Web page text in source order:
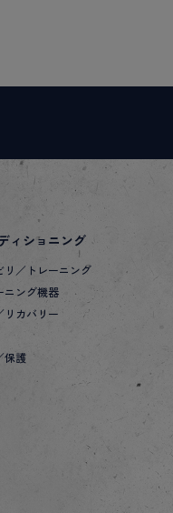
ィショニング
リ／トレーニング
ニング機器
リカバリー
保護